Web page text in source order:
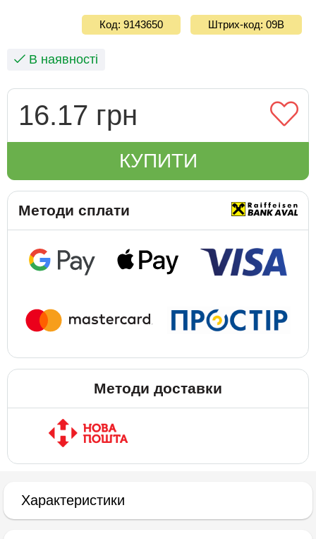
Код: 9143650 Штрих-код: 09В
В наявності
16.17 грн
КУПИТИ
Методи сплати
Методи доставки
Характеристики